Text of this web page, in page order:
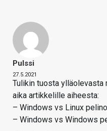
Pulssi
27.5.2021
Tulikin tuosta
aika artikkelille aiheesta:
– Windows vs Linux
– Windows vs Windows